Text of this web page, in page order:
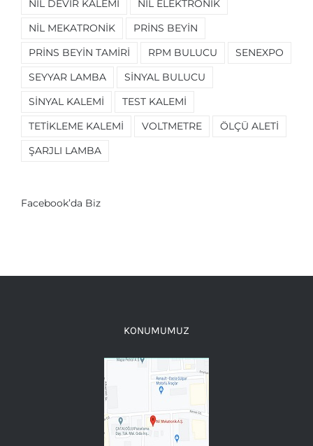
NIL DEVIR KALEMI NIL ELEKTRONIK
NIL MEKATRONIK PRINS BEYIN
PRINS BEYIN TAMIRI RPM BULUCU SENEXPO
SEYYAR LAMBA SINYAL BULUCU
SINYAL KALEMI TEST KALEMI
TETIKLEME KALEMI VOLTMETRE ÖLÇÜ ALETI
ŞARJLI LAMBA
Facebook’da Biz
KONUMUMUZ